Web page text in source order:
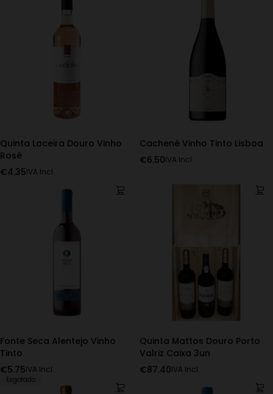
Quinta Laceira Douro Vinho
Rosé
€4.35IVA Incl.
Cachené Vinho Tinto Lisboa
€6.50IVA Incl.
Fonte Seca Alentejo Vinho
Tinto
€5.75IVA Incl.
Quinta Mattos Douro Porto
Valriz Caixa 3un
€87.40IVA Incl.
Esgotado